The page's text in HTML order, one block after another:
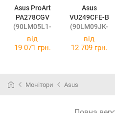
Asus ProArt
PA278CGV
(90LM05L1-
B04370)
Asus
VU249CFE-B
(90LM09JK-
B01K70)
від
19 071 грн.
від
12 709 грн.
Монітори Asus